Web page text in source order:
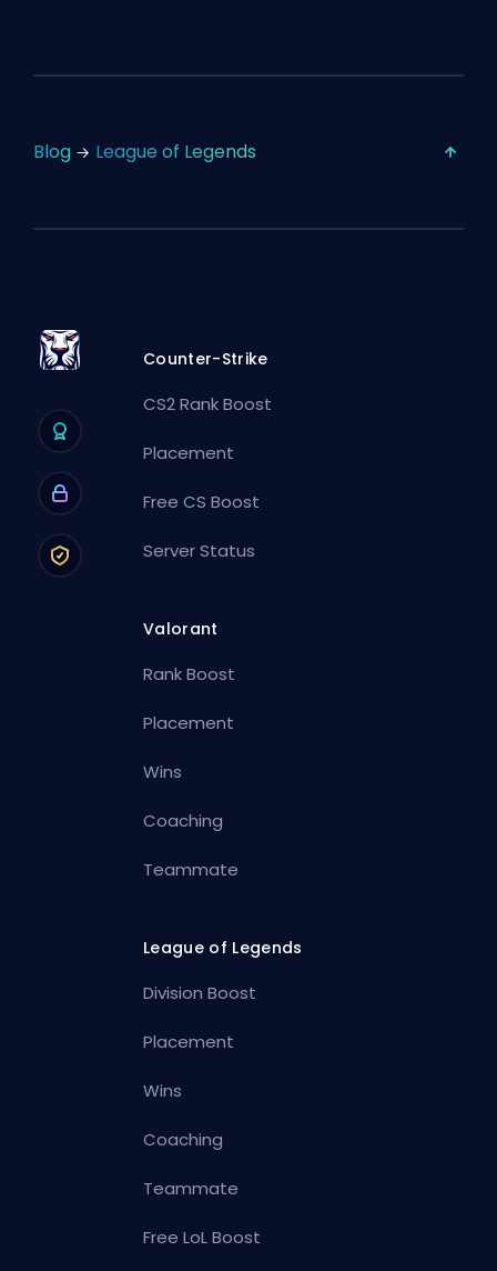
Blog League of Legends
Counter-Strike
CS2 Rank Boost
Placement
Free CS Boost
Server Status
Valorant
Rank Boost
Placement
Wins
Coaching
Teammate
League of Legends
Division Boost
Placement
Wins
Coaching
Teammate
Free LoL Boost